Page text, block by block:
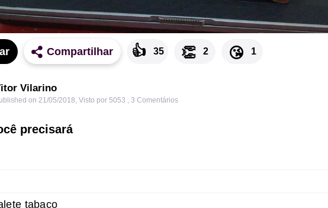
Compartilhar 👍 35 👏 2 😘 1
Vilarino
on 21/05/2018, Visto por 5053 , 3 Comentários
precisará
tabaco